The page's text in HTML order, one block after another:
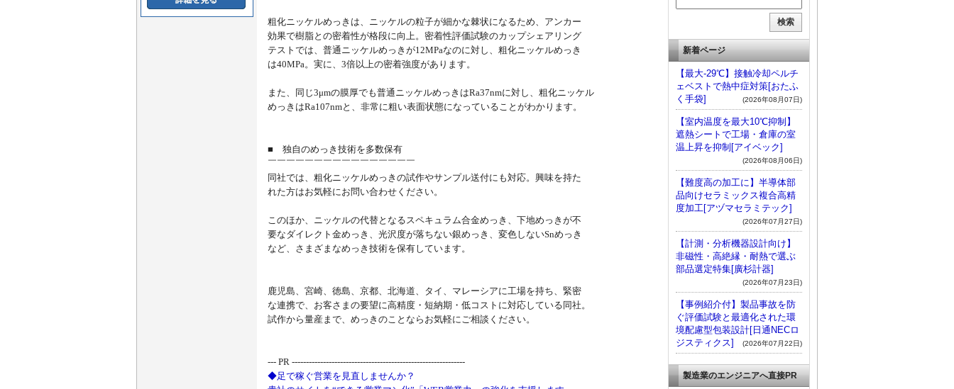
粗化ニッケルめっきは、ニッケルの粒子が細かな棘状になるため、アンカー
効果で樹脂との密着性が格段に向上。密着性評価試験のカップシェアリング
テストでは、普通ニッケルめっきが12MPaなのに対し、粗化ニッケルめっき
は40MPa。実に、3倍以上の密着強度があります。
また、同じ3μmの膜厚でも普通ニッケルめっきはRa37nmに対し、粗化ニッケル
めっきはRa107nmと、非常に粗い表面状態になっていることがわかります。
■ 独自のめっき技術を多数保有
￣￣￣￣￣￣￣￣￣￣￣￣￣￣￣￣
同社では、粗化ニッケルめっきの試作やサンプル送付にも対応。興味を持た
れた方はお気軽にお問い合わせください。
このほか、ニッケルの代替となるスペキュラム合金めっき、下地めっきが不
要なダイレクト金めっき、光沢度が落ちない銀めっき、変色しないSnめっき
など、さまざまなめっき技術を保有しています。
鹿児島、宮崎、徳島、京都、北海道、タイ、マレーシアに工場を持ち、緊密
な連携で、お客さまの要望に高精度・短納期・低コストに対応している同社。
試作から量産まで、めっきのことならお気軽にご相談ください。
--- PR -------------------------------------------------------------
◆足で稼ぐ営業を見直しませんか？
新着ページ
【最大-29℃】接触冷却ペルチ
ェベストで熱中症対策[おたふ
く手袋]
(2026年08月07日)
【室内温度を最大10℃抑制】
遮熱シートで工場・倉庫の室
温上昇を抑制[アイベック]
(2026年08月06日)
【難度高の加工に】半導体部
品向けセラミックス複合高精
度加工[アヅマセラミテック]
(2026年07月27日)
【計測・分析機器設計向け】
非磁性・高絶縁・耐熱で選ぶ
部品選定特集[廣杉計器]
(2026年07月23日)
【事例紹介付】製品事故を防
ぐ評価試験と最適化された環
境配慮型包装設計[日通NECロ
ジスティクス]
(2026年07月22日)
製造業のエンジニアへ直接PR